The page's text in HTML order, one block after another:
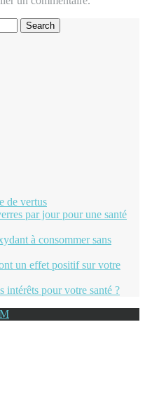
de vertus
par jour pour une santé
à consommer sans
un effet positif sur votre
intérêts pour votre santé ?